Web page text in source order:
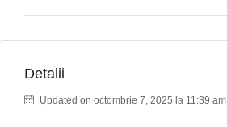
Detalii
Updated on octombrie 7, 2025 la 11:39 am